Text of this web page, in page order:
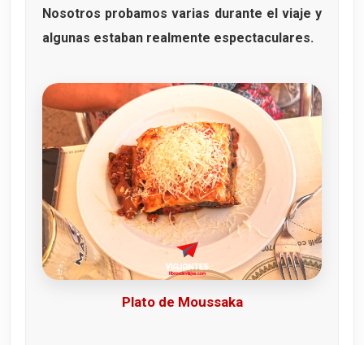
Nosotros probamos varias durante el viaje y
algunas estaban realmente espectaculares.
Plato de Moussaka